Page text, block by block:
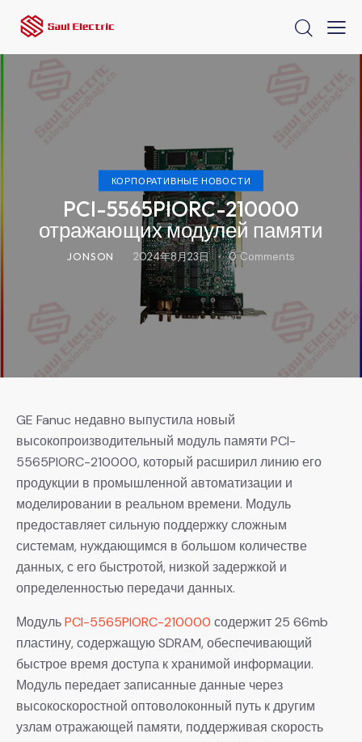
КОРПОРАТИВНЫЕ НОВОСТИ
PCI-5565PIORC-210000
отражающих модулей памяти
JONSON 2024年8月23日 0 Comments
GE Fanuc недавно выпустила новый
высокопроизводительный модуль памяти PCI-
5565PIORC-210000, который расширил линию его
продукции в промышленной автоматизации и
моделировании в реальном времени. Модуль
предоставляет сильную поддержку сложным
системам, нуждающимся в большом количестве
данных, с его быстротой, низкой задержкой и
определенностью передачи данных.
МодульPCI-5565PIORC-210000 содержит 25 66mb
пластину, содержащую SDRAM, обеспечивающий
быстрое время доступа к хранимой информации.
Модуль передает записанные данные через
высокоскоростной оптоволоконный путь к другим
узлам отражающей памяти, поддерживая скорость